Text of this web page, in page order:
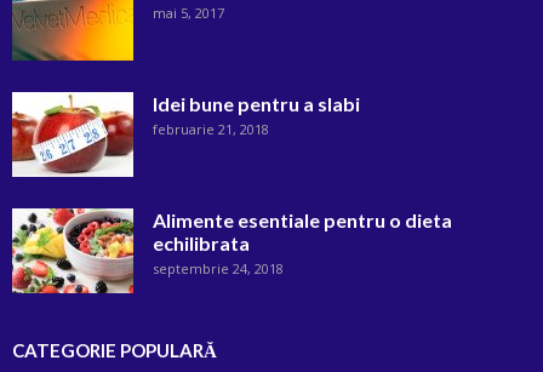
mai 5, 2017
Idei bune pentru a slabi
februarie 21, 2018
Alimente esentiale pentru o dieta
echilibrata
septembrie 24, 2018
CATEGORIE POPULARĂ